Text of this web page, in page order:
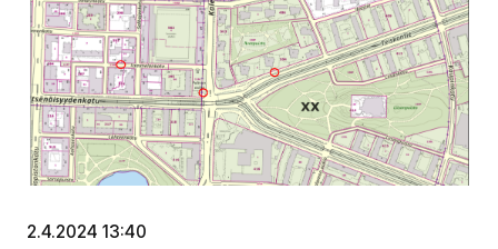
2.4.2024 13:40